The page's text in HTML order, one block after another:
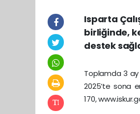
Isparta
birliğinde,
destek
Toplamda 3 ay
2025’te sona
170,